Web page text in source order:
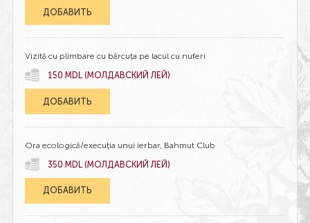
ДОБАВИТЬ
Vizită cu plimbare cu bărcuța pe lacul cu nuferi
150 MDL (МОЛДАВСКИЙ ЛЕЙ)
ДОБАВИТЬ
Ora ecologică/execuția unui ierbar, Bahmut Club
350 MDL (МОЛДАВСКИЙ ЛЕЙ)
ДОБАВИТЬ